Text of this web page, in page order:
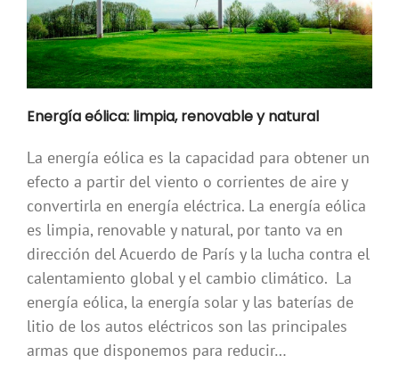
Energía eólica: limpia, renovable y natural
La energía eólica es la capacidad para obtener un
efecto a partir del viento o corrientes de aire y
convertirla en energía eléctrica. La energía eólica
es limpia, renovable y natural, por tanto va en
dirección del Acuerdo de París y la lucha contra el
calentamiento global y el cambio climático. La
energía eólica, la energía solar y las baterías de
litio de los autos eléctricos son las principales
armas que disponemos para reducir…